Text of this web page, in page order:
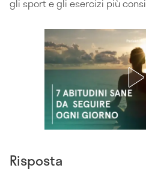
gli sport e gli esercizi più
Risposta